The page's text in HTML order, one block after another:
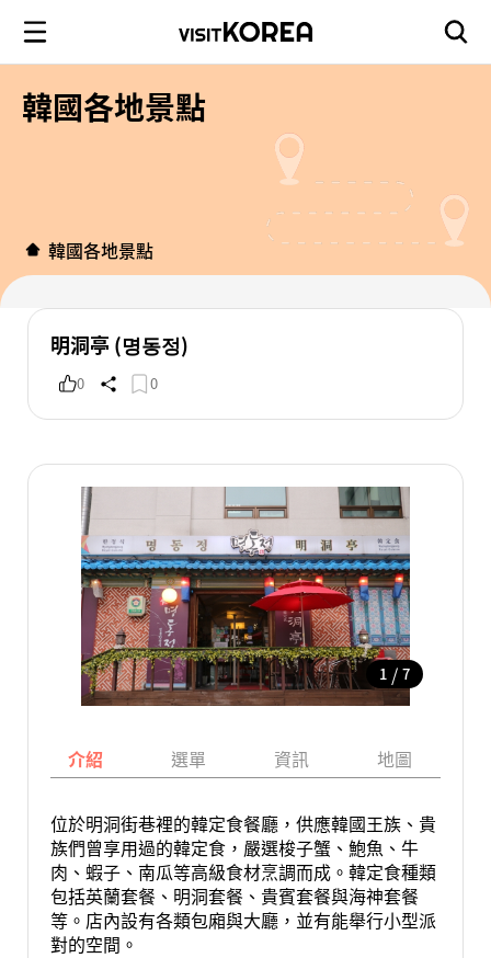
韓國各地景點
韓國各地景點
明洞亭 (명동정)
0 0
1 / 7
介紹 選單 資訊 地圖
位於明洞街巷裡的韓定食餐廳，供應韓國王族、貴
族們曾享用過的韓定食，嚴選梭子蟹、鮑魚、牛
肉、蝦子、南瓜等高級食材烹調而成。韓定食種類
包括英蘭套餐、明洞套餐、貴賓套餐與海神套餐
等。店內設有各類包廂與大廳，並有能舉行小型派
對的空間。